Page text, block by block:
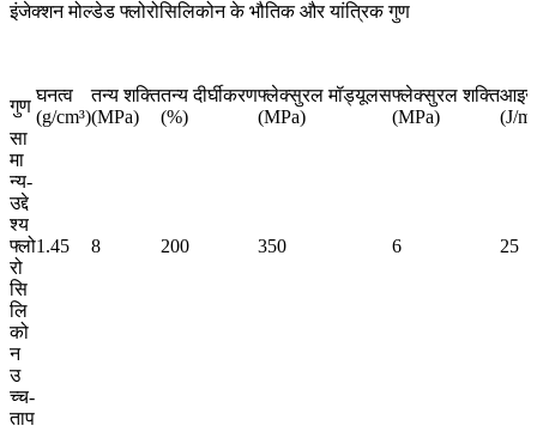
इंजेक्शन मोल्डेड फ्लोरोसिलिकोन के भौतिक और यांत्रिक गुण
गुण
घनत्व
(g/cm³)
तन्य शक्ति
(MPa)
तन्य दीर्घीकरण
(%)
फ्लेक्सुरल मॉड्यूलस
(MPa)
फ्लेक्सुरल शक्ति
(MPa)
(J/m)
सा
मा
न्य-
उद्दे
श्य
फ्लो
रो
सि
लि
को
न
1.45 8 200 350 6 25
उ
च्च-
ताप